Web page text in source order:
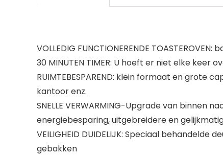
VOLLEDIG FUNCTIONERENDE
30 MINUTEN TIMER: U hoeft er niet elke
RUIMTEBESPAREND: klein formaat en
kantoor enz.
SNELLE VERWARMING-Upgrade van
energiebesparing, uitgebreidere en
VEILIGHEID DUIDELIJK: Speciaal
gebakken